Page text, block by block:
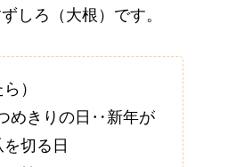
しろ（大根）です。
）
めきりの日‥新年が
切る日